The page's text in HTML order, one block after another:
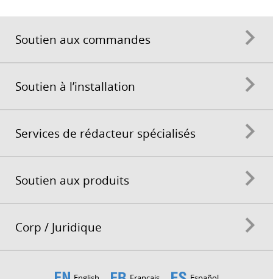
Soutien aux commandes
Soutien à l’installation
Services de rédacteur spécialisés
Soutien aux produits
Corp / Juridique